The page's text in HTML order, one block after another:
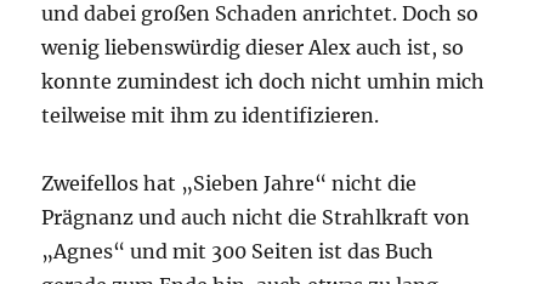
und dabei großen Schaden anrichtet. Doch so
wenig liebenswürdig dieser Alex auch ist, so
konnte zumindest ich doch nicht umhin mich
teilweise mit ihm zu identifizieren.
Zweifellos hat „Sieben Jahre“ nicht die
Prägnanz und auch nicht die Strahlkraft von
„Agnes“ und mit 300 Seiten ist das Buch